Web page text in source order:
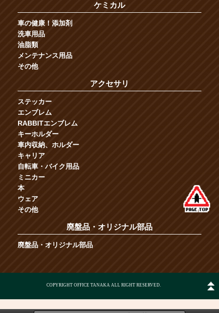
ケミカル
車の健康！添加剤
洗車用品
油脂類
メンテナンス用品
その他
アクセサリ
ステッカー
エンブレム
RABBITエンブレム
キーホルダー
車内収納、ホルダー
キャリア
自転車・バイク用品
ミニカー
本
ウェア
その他
廃盤品・オリジナル部品
廃盤品・オリジナル部品
COPYRIGHT OFFICE TANAKA ALL RIGHT RESERVED.